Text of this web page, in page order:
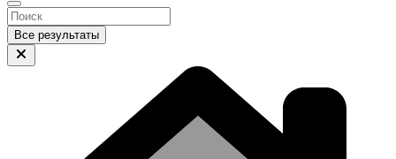
Все результаты